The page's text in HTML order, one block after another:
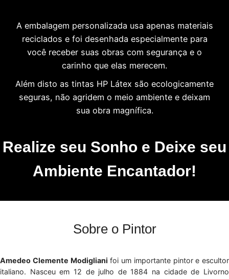
A embalagem personalizada usa apenas materiais
reciclados e foi desenhada especialmente para
você receber suas obras com segurança e o
carinho que elas merecem.
Além disto as tintas HP Látex são ecologicamente
seguras, não agridem o meio ambiente e deixam
sua obra magnífica.
Realize seu Sonho e Deixe seu
Ambiente Encantador!
Sobre o Pintor
Amedeo Clemente Modigliani foi um importante pintor e escultor
italiano. Nasceu em 12 de julho de 1884 na cidade de Livorno